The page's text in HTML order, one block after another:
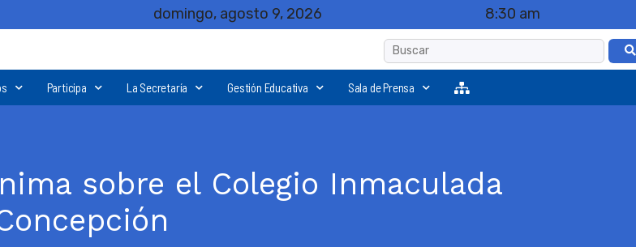
domingo, agosto 9, 2026 8:30 am
Participa La Secretaría Gestión Educativa Sala de Prensa
sobre el Colegio Inmaculada